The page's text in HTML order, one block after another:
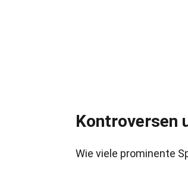
Kontroversen
Wie viele prominente